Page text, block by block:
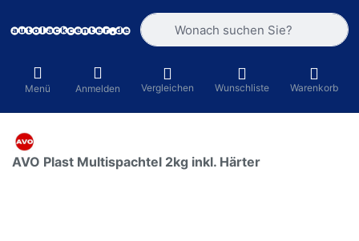
Geben Sie einen Suchbegriff ein.
Menü Anmelden Vergleichen Wunschliste Warenkorb
AVO Plast Multispachtel 2kg inkl. Härter